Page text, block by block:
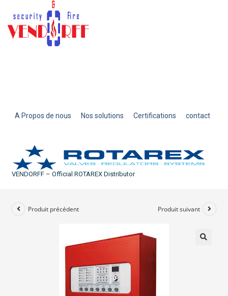
A Propos de nous Nos solutions Certifications contact
VENDORFF – Official ROTAREX Distributor
Produit précédent Produit suivant